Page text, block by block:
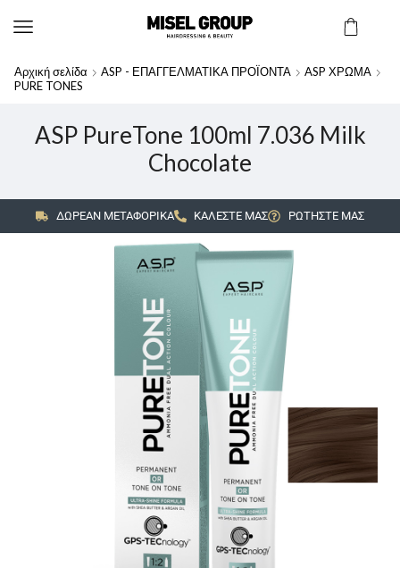
Αρχική σελίδα ASP - ΕΠΑΓΓΕΛΜΑΤΙΚΑ ΠΡΟΪΟΝΤΑ
ASP ΧΡΩΜΑ
PURE TONES
ASP PureTone 100ml 7.036 Milk
Chocolate
ΔΩΡΕΑΝ ΜΕΤΑΦΟΡΙΚΑ ΚΑΛΕΣΤΕ ΜΑΣ ΡΩΤΗΣΤΕ ΜΑΣ